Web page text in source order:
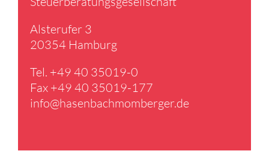
Alster­ufer 3
20354 Hamburg
Tel. +49 40 35019-0
Fax +49 40 35019-177
info@​hasenbachmomberger.​de